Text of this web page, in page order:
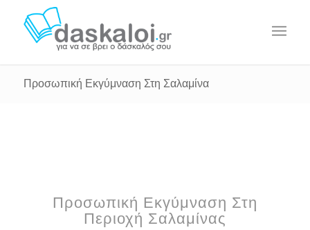
Προσωπική Εκγύμναση Στη Σαλαμίνα
Προσωπική Εκγύμναση Στη
Περιοχή Σαλαμίνας